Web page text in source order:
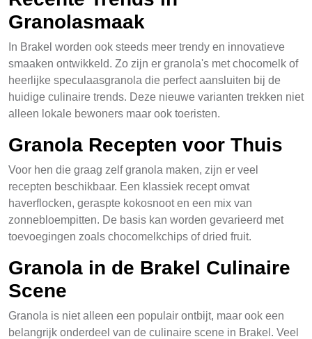
Granolasmaak
In Brakel worden ook steeds meer trendy en innovatieve
smaaken ontwikkeld. Zo zijn er granola's met chocomelk of
heerlijke speculaasgranola die perfect aansluiten bij de
huidige culinaire trends. Deze nieuwe varianten trekken niet
alleen lokale bewoners maar ook toeristen.
Granola Recepten voor Thuis
Voor hen die graag zelf granola maken, zijn er veel
recepten beschikbaar. Een klassiek recept omvat
haverflocken, geraspte kokosnoot en een mix van
zonnebloempitten. De basis kan worden gevarieerd met
toevoegingen zoals chocomelkchips of dried fruit.
Granola in de Brakel Culinaire
Scene
Granola is niet alleen een populair ontbijt, maar ook een
belangrijk onderdeel van de culinaire scene in Brakel. Veel